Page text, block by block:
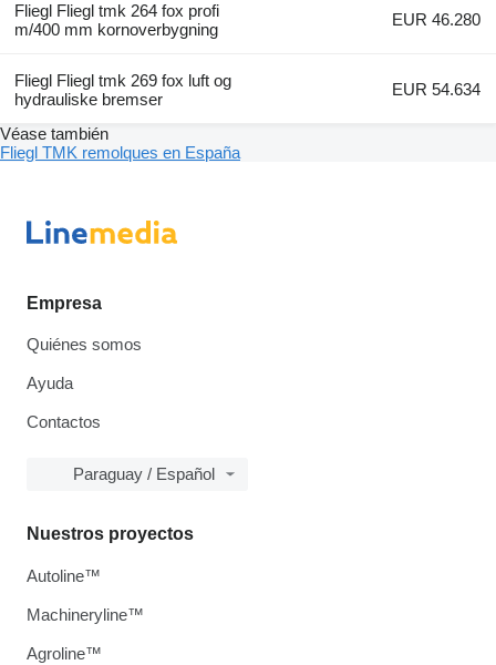
Fliegl Fliegl tmk 264 fox profi
m/400 mm kornoverbygning
EUR 46.280
Fliegl Fliegl tmk 269 fox luft og
hydrauliske bremser
EUR 54.634
Véase también
Fliegl TMK remolques en España
Empresa
Quiénes somos
Ayuda
Contactos
Paraguay / Español
Nuestros proyectos
Autoline™
Machineryline™
Agroline™